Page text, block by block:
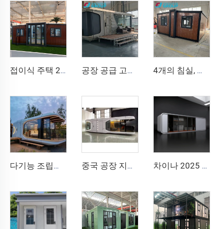
접이식 주택 20피트 40피트 조립식 이동식 컨테이너 홈 확장형 이동식 주택 3베드룸 모듈식 조립식 확장형 주택 공장 공급 고급 20피트 컨테이너 주택 편안한 소형 우주 캡슐 하우스 조립식 강철 모듈형 침대 호텔 캐빈 사무실용 4개의 침실, 욕실, 주방을 갖춘 40피트 고급 조립식 컨테이너 하우스, 입주 준비 완료
다기능 조립식 분리형 컨테이너 하우스 애플 캡슐 하우스 사무실 호텔 소형 캐빈 하우스 중국 공장 지능형 홈 시스템 고급 이동식 주택 새로운 우주 캡슐 강철 조립식 컨테이너 하우스 호텔 리조트용 차이나 2025 티니 애플 캡슐 모바일 홈 프리팹리케이티드 카빈 주방과 욕실이 있는 호텔 및 게스트하우스용